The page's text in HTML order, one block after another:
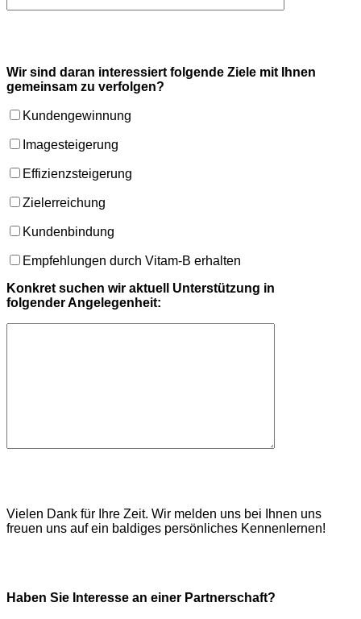
Wir sind daran interessiert folgende Ziele mit Ihnen
gemeinsam zu verfolgen?
Kundengewinnung
Imagesteigerung
Effizienzsteigerung
Zielerreichung
Kundenbindung
Empfehlungen durch Vitam-B erhalten
Konkret suchen wir aktuell Unterstützung in
folgender Angelegenheit:
Vielen Dank für Ihre Zeit. Wir melden uns bei Ihnen uns
freuen uns auf ein baldiges persönliches Kennenlernen!
Haben Sie Interesse an einer Partnerschaft?